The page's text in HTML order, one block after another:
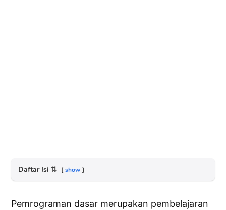
Daftar Isi ⇅ show
Pemrograman dasar merupakan pembelajaran